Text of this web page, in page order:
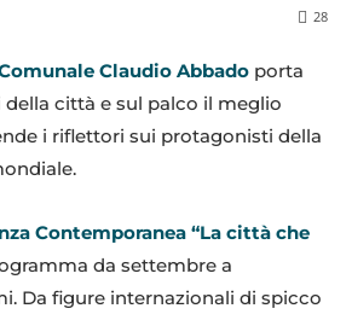
28
Claudio Abbado porta
città e sul palco il meglio
i riflettori sui protagonisti della
Contemporanea “La città che
da settembre a
Da figure internazionali di spicco